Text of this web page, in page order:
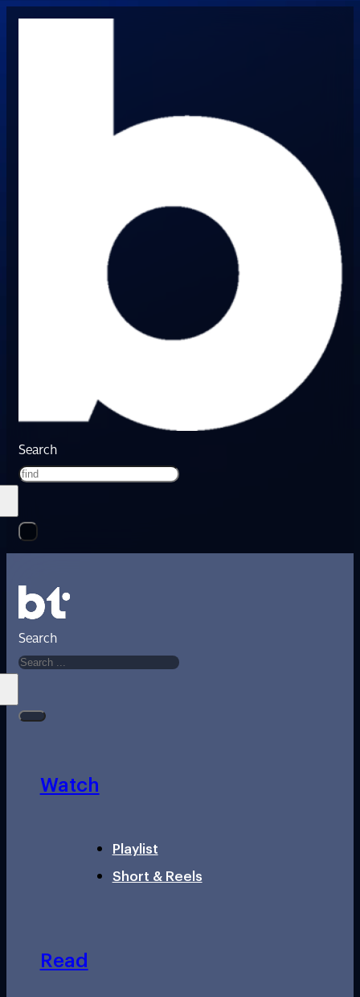
Search
Search
Watch
Playlist
Short & Reels
Read